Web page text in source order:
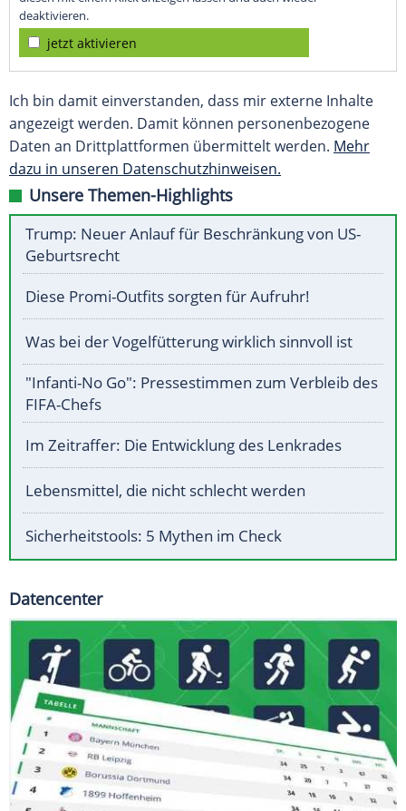
deaktivieren.
jetzt aktivieren
Ich bin damit einverstanden, dass mir externe Inhalte
angezeigt werden. Damit können personenbezogene
Daten an Drittplattformen übermittelt werden. Mehr
dazu in unseren Datenschutzhinweisen.
Unsere Themen-Highlights
Trump: Neuer Anlauf für Beschränkung von US-
Geburtsrecht
Diese Promi-Outfits sorgten für Aufruhr!
Was bei der Vogelfütterung wirklich sinnvoll ist
"Infanti-No Go": Pressestimmen zum Verbleib des
FIFA-Chefs
Im Zeitraffer: Die Entwicklung des Lenkrades
Lebensmittel, die nicht schlecht werden
Sicherheitstools: 5 Mythen im Check
Datencenter